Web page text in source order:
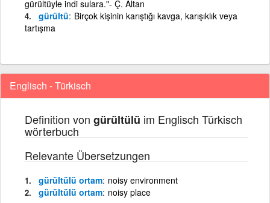
gürültüyle indi sulara."- Ç. Altan
gürültü Birçok kişinin karıştığı kavga, karışıklık veya
tartışma
Englisch - Türkisch
Definition von gürültülü im Englisch Türkisch
wörterbuch
Relevante Übersetzungen
gürültülü ortam noisy environment
gürültülü ortam noisy place